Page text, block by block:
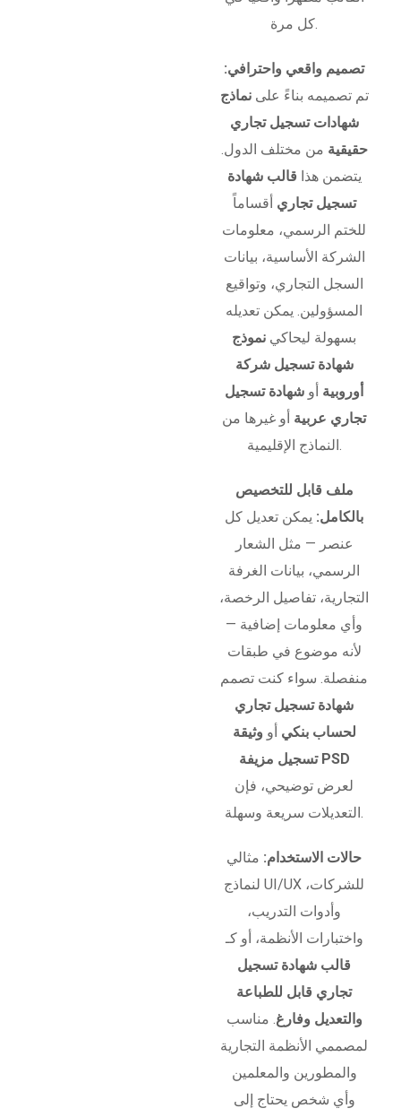
كل مرة.
تصميم واقعي واحترافي:
تم تصميمه بناءً علىنماذج
شهادات تسجيل تجاري
حقيقية من مختلف الدول.
يتضمن هذا قالب شهادة
تسجيل تجاري أقساماً
للختم الرسمي، معلومات
الشركة الأساسية، بيانات
السجل التجاري، وتواقيع
المسؤولين. يمكن تعديله
بسهولة ليحاكي نموذج
شهادة تسجيل شركة
أوروبية أو شهادة تسجيل
تجاري عربية أو غيرها من
النماذج الإقليمية.
ملف قابل للتخصيص
بالكامل: يمكن تعديل كل
عنصر — مثل الشعار
الرسمي، بيانات الغرفة
التجارية، تفاصيل الرخصة،
وأي معلومات إضافية —
لأنه موضوع في طبقات
منفصلة. سواء كنت تصمم
شهادة تسجيل تجاري
لحساب بنكي أو وثيقة
تسجيل مزيفة PSD
لعرض توضيحي، فإن
التعديلات سريعة وسهلة.
حالات الاستخدام: مثالي
لنماذج UI/UX للشركات،
وأدوات التدريب،
واختبارات الأنظمة، أو كـ
قالب شهادة تسجيل
تجاري قابل للطباعة
والتعديل وفارغ. مناسب
لمصممي الأنظمة التجارية
والمطورين والمعلمين
وأي شخص يحتاج إلى